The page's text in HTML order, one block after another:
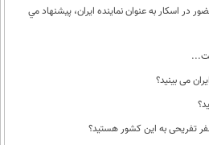
در اسكار به عنوان نماينده ايران، پيشنهاد مي
می بینید؟
تفریحی به این کشور هستید؟